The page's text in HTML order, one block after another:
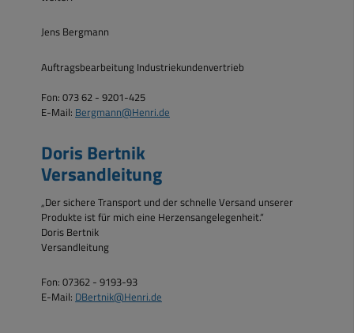
Jens Bergmann
Auftragsbearbeitung Industriekundenvertrieb
Fon: 073 62 - 9201-425
E-Mail: Bergmann@Henri.de
Doris Bertnik
Versandleitung
„Der sichere Transport und der schnelle Versand unserer
Produkte ist für mich eine Herzensangelegenheit.“
Doris Bertnik
Versandleitung
Fon: 07362 - 9193-93
E-Mail: DBertnik@Henri.de